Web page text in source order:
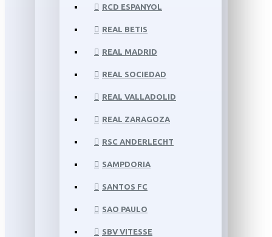
RCD ESPANYOL
REAL BETIS
REAL MADRID
REAL SOCIEDAD
REAL VALLADOLID
REAL ZARAGOZA
RSC ANDERLECHT
SAMPDORIA
SANTOS FC
SAO PAULO
SBV VITESSE